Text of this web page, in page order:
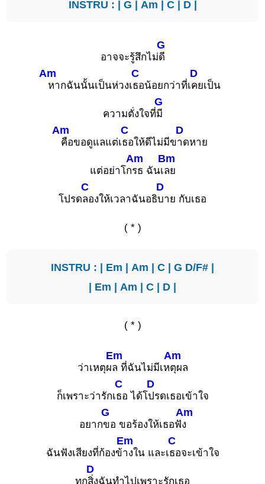
INSTRU : | G | Am | C| D|
อาจจะรู้สึกไม่
G
ดี
Am
หากฉันนั้นเป็นห่วงเ
C
ธอน้อยกว่าที่เ
D
คยเป็น
ความตั่งใจที่
G
มี
Am
คือขอดูแลแต่เ
C
ธอให้ดีไม่มีข
D
าดหาย
แต่อย่าโก
Am
รธ ฉันเ
Bm
ลย
โปรด
C
ลองให้เวลาฉันอธิ
D
บาย กับเธอ
( * )
INSTRU : | Em | Am | C | G D/F# |
| Em | Am | C | D |
( * )
ว่าเหตุผ
Em
ล ที่ฉันไม่มีเห
Am
ตุผล
ก็เพราะว่ารักเ
C
ธอ ได้โ
D
ปรดเธอเข้าใจ
อยาก
G
ขอ ขอร้องให้เธอฟั
Am
ง
ฉันฟังเสียงที่ก้องข้
Em
างใน และเ
C
ธอจะเข้าใจ
ทุก
D
สิ่งฉันทําไปเพราะรักเธอ